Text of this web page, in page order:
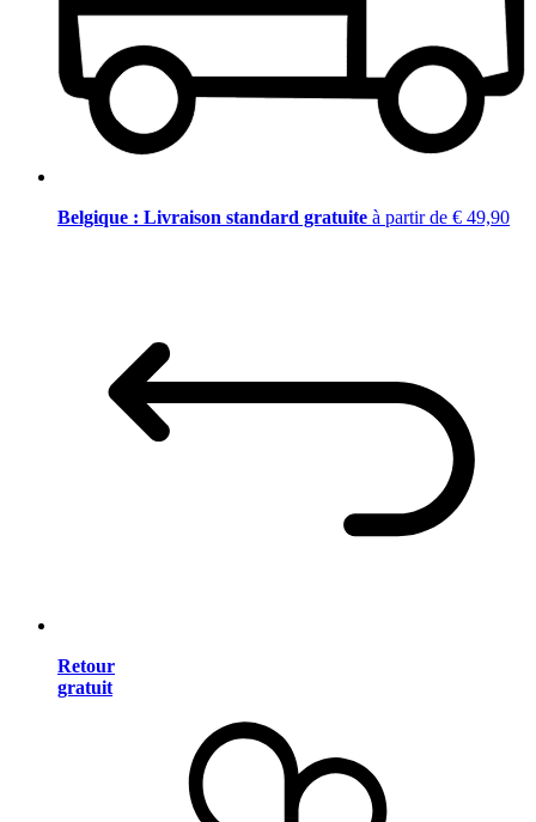
Belgique : Livraison standard gratuite à partir de € 49,90
Retour
gratuit